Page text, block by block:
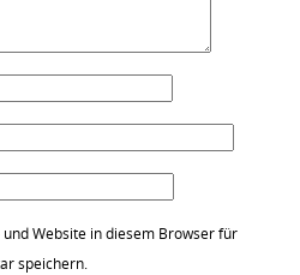
Website in diesem Browser für
speichern.